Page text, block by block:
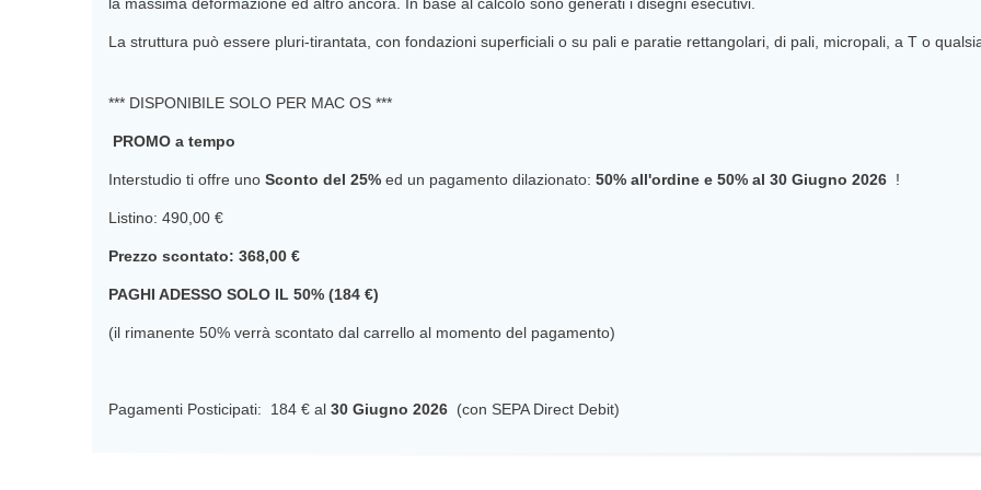
la massima deformazione ed altro ancora. In base al calcolo sono generati i disegni esecutivi.
La struttura può essere pluri-tirantata, con fondazioni superficiali o su pali e paratie rettangolari, di pali, micropali, a T o
*** DISPONIBILE SOLO PER MAC OS ***
PROMO a tempo
Interstudio ti offre uno Sconto del 25%ed un pagamento dilazionato: 50% all'ordine e 50% al 30 Giugno 2026 !
Listino: 490,00 €
Prezzo scontato: 368,00 €
PAGHI ADESSO SOLO IL 50% (184 €)
(il rimanente 50% verrà scontato dal carrello al momento del pagamento)
Pagamenti Posticipati: 184 € al 30 Giugno 2026(con SEPA Direct Debit)